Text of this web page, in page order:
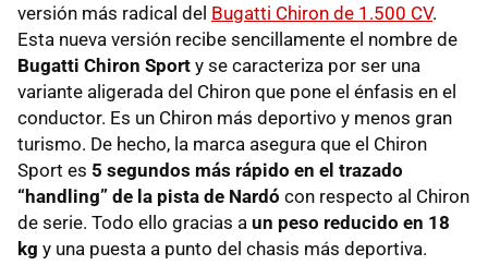
versión más radical del Bugatti Chiron de 1.500 CV.
Esta nueva versión recibe sencillamente el nombre de
Bugatti Chiron Sport y se caracteriza por ser una
variante aligerada del Chiron que pone el énfasis en el
conductor. Es un Chiron más deportivo y menos gran
turismo. De hecho, la marca asegura que el Chiron
Sport es 5 segundos más rápido en el trazado
“handling” de la pista de Nardó con respecto al Chiron
de serie. Todo ello gracias a un peso reducido en 18
kg y una puesta a punto del chasis más deportiva.